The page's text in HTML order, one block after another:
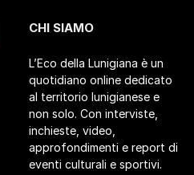
CHI SIAMO
L’Eco della Lunigiana è un
quotidiano online dedicato
al territorio lunigianese e
non solo. Con interviste,
inchieste, video,
approfondimenti e report di
eventi culturali e sportivi.